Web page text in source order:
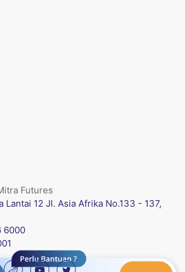
Futures
Lantai 12 Jl. Asia Afrika No.133 - 137,
6000